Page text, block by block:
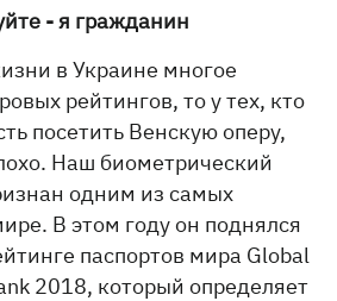
- я гражданин
в Украине многое
рейтингов, то у тех, кто
посетить Венскую оперу,
Наш биометрический
одним из самых
В этом году он поднялся
паспортов мира Global
2018, который определяет